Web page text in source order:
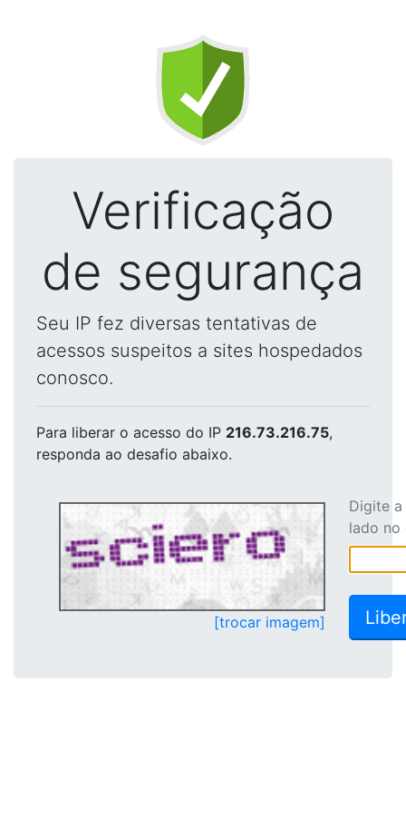
Verificação
de segurança
Seu IP fez diversas tentativas de
acessos suspeitos a sites hospedados
conosco.
Para liberar o acesso do IP 216.73.216.75,
responda ao desafio abaixo.
[trocar imagem]
Digite
lado no